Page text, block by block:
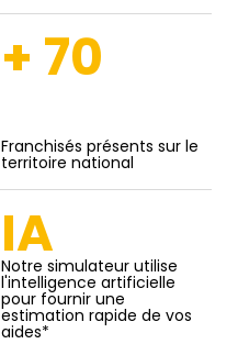
+ 70
Franchisés présents sur le
territoire national
IA
Notre simulateur utilise
l'intelligence artificielle
pour fournir une
estimation rapide de vos
aides*